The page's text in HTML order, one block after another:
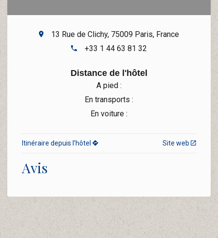
13 Rue de Clichy, 75009 Paris, France
+33 1 44 63 81 32
Distance de l'hôtel
A pied :
En transports :
En voiture :
Site web
Itinéraire depuis l’hôtel
Avis